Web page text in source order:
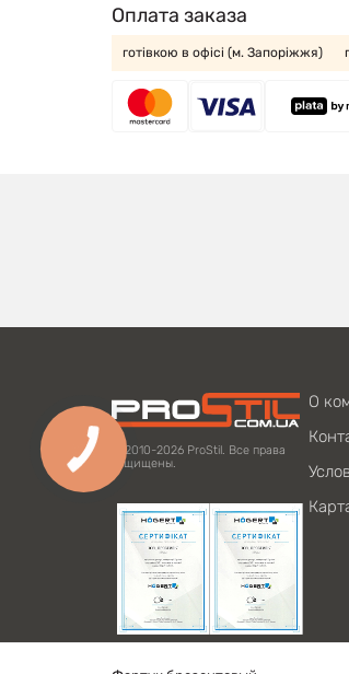
Оплата заказа
готівкою в офісі (м. Запоріжжя)
© 2010-2026 ProStil. Все права
защищены.
О